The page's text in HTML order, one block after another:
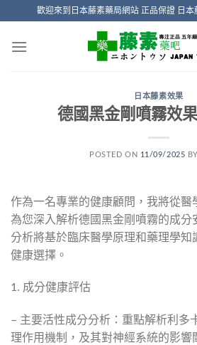
content
歡迎來到日本藤素藥局網站 正品保證 日
日本藤素效果
德國黑金剛噴霧效
POSTED ON 11/09/2025 BY
作為一名專業的健康顧問，我將從醫
為您深入解析德國黑金剛噴霧的成分
分析將基於臨床醫學原理和藥理學知
健康選擇。
1. 成分健康評估
– 主要活性成分分析：重點解析利多
理作用機制，及其對神經系統的影響